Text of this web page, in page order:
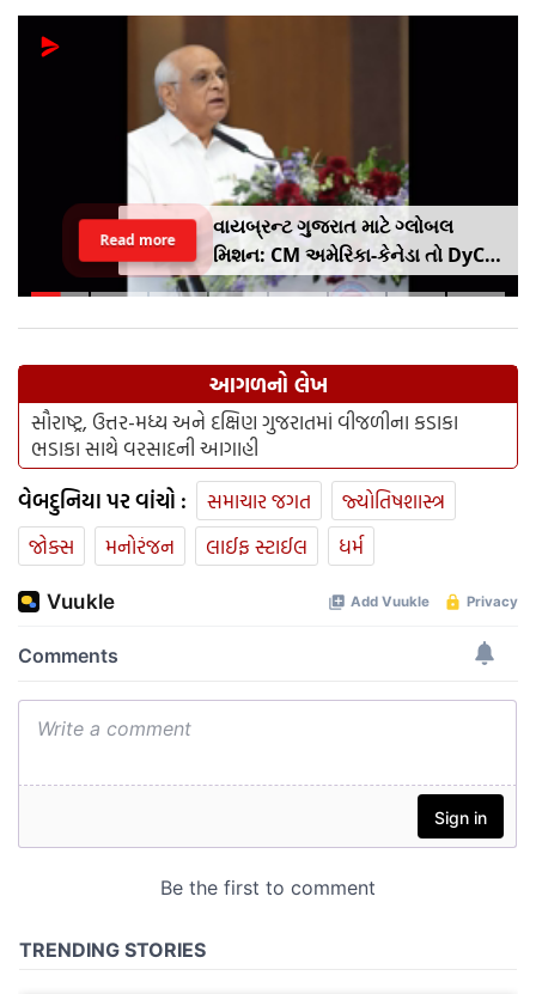
વાયબ્રન્ટ ગુજરાત માટે ગ્લોબલ
મિશન: CM અમેરિકા-કેનેડા તો DyCM
હર્ષ સંઘવી જાપાન-યુરોપ ગજવશે
Read more
આગળનો લેખ
સૌરાષ્ટ્ર, ઉત્તર-મધ્ય અને દક્ષિણ ગુજરાતમાં વીજળીના કડાકા
ભડાકા સાથે વરસાદની આગાહી
વેબદુનિયા પર વાંચો : સમાચાર જગત
જ્યોતિષશાસ્ત્ર
જોક્સ
મનોરંજન લાઈફ સ્ટાઈલ ધર્મ